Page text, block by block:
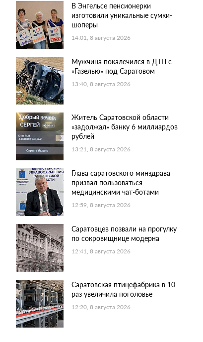
В Энгельсе пенсионерки
изготовили уникальные сумки-
шоперы
14:01, 8 августа 2026
Мужчина покалечился в ДТП с
«Газелью» под Саратовом
13:40, 8 августа 2026
Житель Саратовской области
«задолжал» банку 6 миллиардов
рублей
13:21, 8 августа 2026
Глава саратовского минздрава
призвал пользоваться
медицинскими чат-ботами
12:59, 8 августа 2026
Саратовцев позвали на прогулку
по сокровищнице модерна
12:41, 8 августа 2026
Саратовская птицефабрика в 10
раз увеличила поголовье
12:20, 8 августа 2026